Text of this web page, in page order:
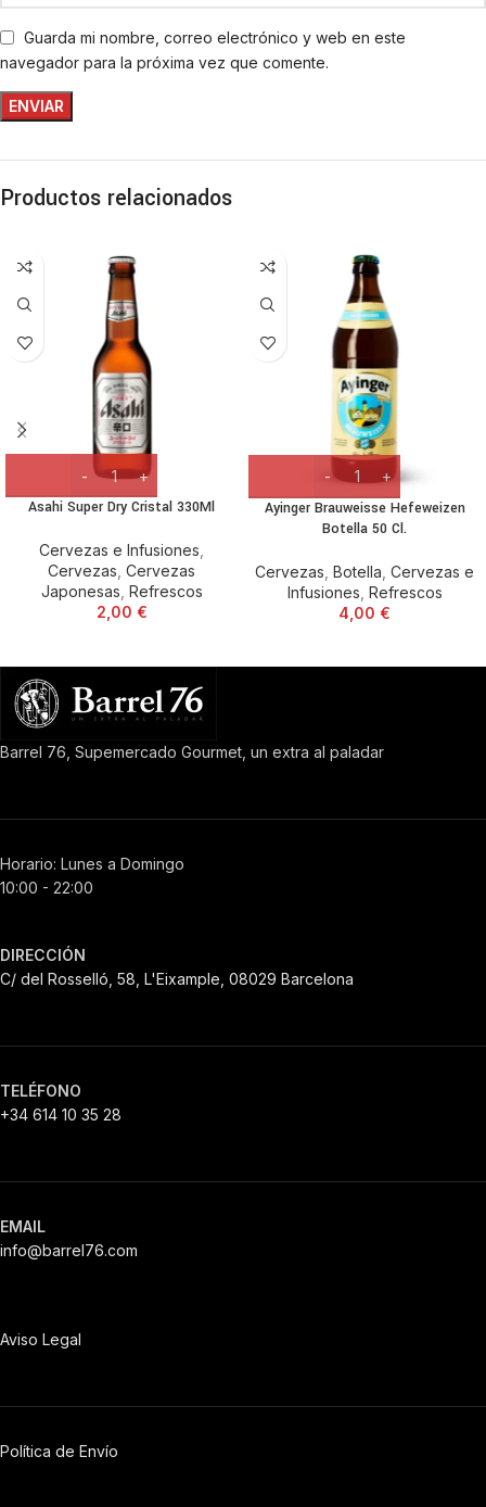
Guarda mi nombre, correo electrónico y web en este
navegador para la próxima vez que comente.
Productos relacionados
Asahi Super Dry Cristal 330Ml
Cervezas e Infusiones,
Cervezas, Cervezas
Japonesas, Refrescos
2,00 €
Ayinger Brauweisse Hefeweizen
Botella 50 Cl.
Cervezas Botella Cervezas e
Infusiones Refrescos
4,00 €
Barrel 76, Supemercado Gourmet, un extra al paladar
Horario: Lunes a Domingo
10:00 - 22:00
DIRECCIÓN
C/ del Rosselló, 58, L'Eixample, 08029 Barcelona
TELÉFONO
+34 614 10 35 28
EMAIL
info@barrel76.com
Aviso Legal
Política de Envío